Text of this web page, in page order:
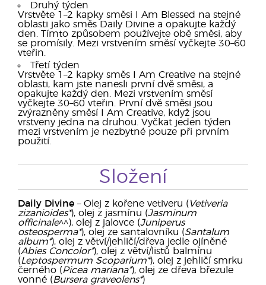
Druhý týden
Vrstvěte 1–2 kapky směsi I Am Blessed na stejné
oblasti jako směs Daily Divine a opakujte každý
den. Tímto způsobem používejte obě směsi, aby
se promísily. Mezi vrstvením směsí vyčkejte 30–60
vteřin.
Třetí týden
Vrstvěte 1–2 kapky směs I Am Creative na stejné
oblasti, kam jste nanesli první dvě směsi, a
opakujte každý den. Mezi vrstvením směsí
vyčkejte 30–60 vteřin. První dvě směsi jsou
zvýrazněny směsí I Am Creative, když jsou
vrstveny jedna na druhou. Vyčkat jeden týden
mezi vrstvením je nezbytné pouze při prvním
použití.
Složení
Daily Divine – Olej z kořene vetiveru ( Vetiveria
zizanioides*), olej z jasmínu (Jasminum
officinale^^), olej z jalovce (Juniperus
osteosperma*), olej ze santalovníku (Santalum
album*), olej z větví/jehličí/dřeva jedle ojíněné
(Abies Concolor*), olej z větví/listů balmínu
(Leptospermum Scoparium*), olej z jehličí smrku
černého (Picea mariana*), olej ze dřeva březule
vonné (Bursera graveolens*)